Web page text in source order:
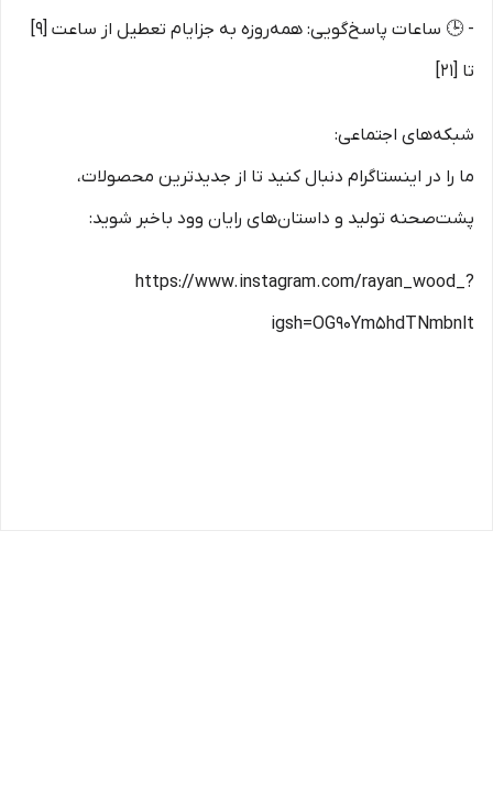
- 🕒 ساعات پاسخ‌گویی: همه‌روزه به جزایام تعطیل از ساعت [9]
تا [21]
شبکه‌های اجتماعی:
ما را در اینستاگرام دنبال کنید تا از جدیدترین محصولات،
پشت‌صحنه تولید و داستان‌های رایان وود باخبر شوید:
https://www.instagram.com/rayan_wood_?
igsh=OG90Ym5hdTNmbnlt